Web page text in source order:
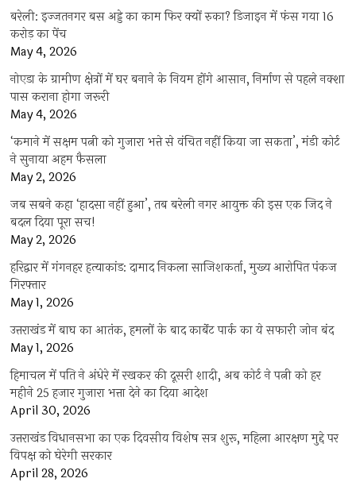
बरेली: इज्जतनगर बस अड्डे का काम फिर क्यों रुका? डिजाइन में फंस गया 16
करोड़ का पेंच
May 4, 2026
नोएडा के ग्रामीण क्षेत्रों में घर बनाने के नियम होंगे आसान, निर्माण से पहले नक्शा
पास कराना होगा जरूरी
May 4, 2026
‘कमाने में सक्षम पत्नी को गुजारा भत्ते से वंचित नहीं किया जा सकता’, मंडी कोर्ट
ने सुनाया अहम फैसला
May 2, 2026
जब सबने कहा ‘हादसा नहीं हुआ’, तब बरेली नगर आयुक्त की इस एक जिद ने
बदल दिया पूरा सच!
May 2, 2026
हरिद्वार में गंगनहर हत्याकांड: दामाद निकला साजिशकर्ता, मुख्य आरोपित पंकज
गिरफ्तार
May 1, 2026
उत्तराखंड में बाघ का आतंक, हमलों के बाद कार्बेट पार्क का ये सफारी जोन बंद
May 1, 2026
हिमाचल में पति ने अंधेरे में रखकर की दूसरी शादी, अब कोर्ट ने पत्नी को हर
महीने 25 हजार गुजारा भत्ता देने का दिया आदेश
April 30, 2026
उत्तराखंड विधानसभा का एक दिवसीय विशेष सत्र शुरू, महिला आरक्षण मुद्दे पर
विपक्ष को घेरेगी सरकार
April 28, 2026